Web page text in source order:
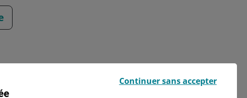
Continuer sans accepter